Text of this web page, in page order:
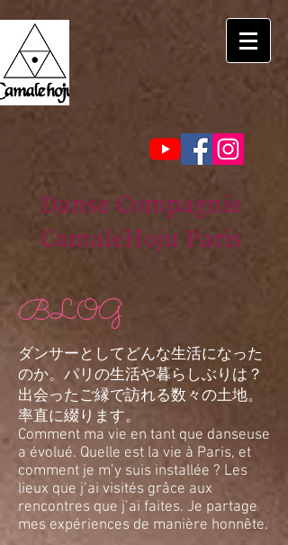
Danse Compagnie
CamaleHoju Paris
BLOG
ダンサーとしてどんな生活になった
のか。パリの生活や暮らしぶりは？
出会ったご縁で訪れる数々の土地。
率直に綴ります。
Comment ma vie en tant que danseuse
a évolué. Quelle est la vie à Paris, et
comment je m’y suis installée ? Les
lieux que j’ai visités grâce aux
rencontres que j’ai faites. Je partage
mes expériences de manière honnête.